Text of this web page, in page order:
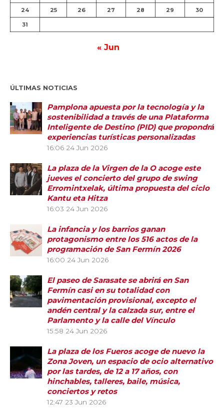
24 25 26 27 28 29 30
31
« Jun
ÚLTIMAS NOTICIAS
Pamplona apuesta por la tecnología y la
sostenibilidad a través de una Plataforma
Inteligente de Destino (PID) que propondrá
experiencias turísticas personalizadas
16:06 24 Jun 2026
La plaza de la Virgen de la O acoge este
jueves el concierto del grupo de swing
Erromintxelak, última propuesta del ciclo
Kantu eta Hitza
16:03 24 Jun 2026
La infancia y los barrios ganan
protagonismo entre los 516 actos de la
programación de San Fermín 2026
16:00 24 Jun 2026
El paseo de Sarasate se abrirá en San
Fermín casi en su totalidad con
pavimentación provisional, excepto el
andén central y la calzada sur, entre el
Parlamento y la calle del Vínculo
15:58 24 Jun 2026
La plaza de los Fueros acoge de nuevo la
Zona Joven, un espacio de ocio alternativo
por las tardes, de 12 a 17 años, con
hinchables, talleres, baile, música,
conciertos y retos
12:47 23 Jun 2026